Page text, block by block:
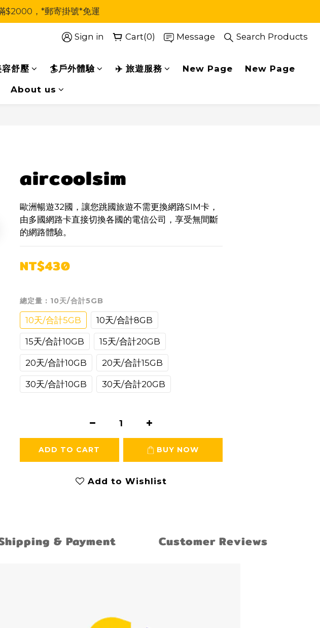
$2000，*郵寄掛號*免運
Sign in Cart(0) Message Search Products
容舒壓 🏄戶外體驗 ✈️ 旅遊服務 New Page New Page
About us
aircoolsim
歐洲暢遊32國，讓您跳國旅遊不需更換網路SIM卡，
由多國網路卡直接切換各國的電信公司，享受無間斷
的網路體驗。
NT$430
總定量 : 10天/合計5GB
10天/合計5GB 10天/合計8GB
15天/合計10GB 15天/合計20GB
20天/合計10GB 20天/合計15GB
30天/合計10GB 30天/合計20GB
ADD TO CART BUY NOW
Add to Wishlist
& Payment Customer Reviews